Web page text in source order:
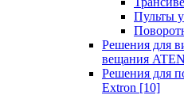
Пульты
Решения для
вещания ATEN
Решения для
Extron [10]